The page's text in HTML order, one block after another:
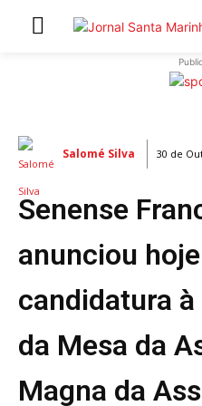
ARTIGOS DE OPINIÃO
Secções
MARCHAS POPULARES DE
NATAL NAS FREGUESIAS
ATUALIDADE
REGIÃO
SOCIEDADE
Salomé Silva 30 de
Senense
anunciou
candidatura
da Mesa da
Magna da